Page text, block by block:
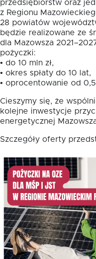
Pożyczka
Oferta dla MSP
Oferta dla
Fundusz FKIS
Rodo
Dokumenty
Rekrutujemy
przedsiębiorstw oraz
z Regionu
28 powiatów
będzie realizowane ze
dla Mazowsza
pożyczki:
• do 10 mln zł,
• okres spłaty do 10 lat,
• oprocentowanie od
Cieszymy się, że
kolejne inwestycje
energetycznej
Szczegóły oferty